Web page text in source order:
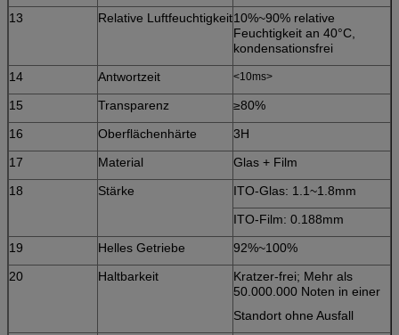
13
Relative Luftfeuchtigkeit10%~90% relative
Feuchtigkeit an 40°C,
kondensationsfrei
14
Antwortzeit <10ms>
15 Transparenz
≥80%
16
Oberflächenhärte
3H
17
Material
Glas + Film
18
Stärke
ITO-Glas: 1.1~1.8mm
ITO-Film: 0.188mm
19
Helles Getriebe
92%~100%
20
Haltbarkeit
Kratzer-frei; Mehr als
50.000.000 Noten in einer
Standort ohne Ausfall